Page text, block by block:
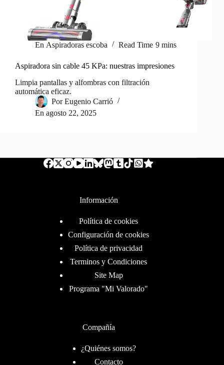
En Aspiradoras escoba Read Time 9 mins
Aspiradora sin cable 45 KPa: nuestras impresiones
Limpia pantallas y alfombras con filtración
automática eficaz.
Por Eugenio Carrió
En agosto 22, 2025
Información
Política de cookies
Configuración de cookies
Política de privacidad
Terminos y Condiciones
Site Map
Programa "Mi Valorado"
Compañía
¿Quiénes somos?
Contacto